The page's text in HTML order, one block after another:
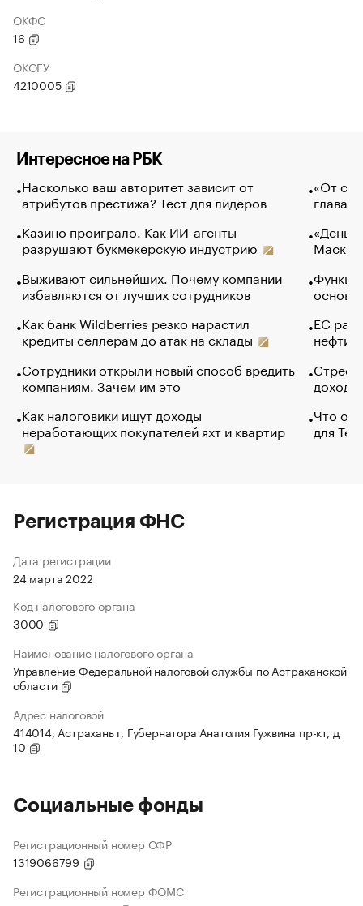
ОКФС
16
ОКОГУ
4210005
Интересное на РБК
Насколько ваш авторитет зависит от
атрибутов престижа? Тест для лидеров
Казино проиграло. Как ИИ-агенты
разрушают букмекерскую индустрию
Выживают сильнейших. Почему компании
избавляются от лучших сотрудников
Как банк Wildberries резко нарастил
кредиты селлерам до атак на склады
Сотрудники открыли новый способ вредить
компаниям. Зачем им это
Как налоговики ищут доходы
неработающих покупателей яхт и квартир
«От
глава
Маск в
основ
ЕС
нефти
Что
для
Регистрация ФНС
Дата регистрации
24 марта 2022
Код налогового органа
3000
Наименование налогового органа
Управление Федеральной налоговой службы по Астраханской
области
Адрес налоговой
414014, Астрахань г, Губернатора Анатолия Гужвина пр-кт, д
10
Социальные фонды
Регистрационный номер СФР
1319066799
Регистрационный номер ФОМС